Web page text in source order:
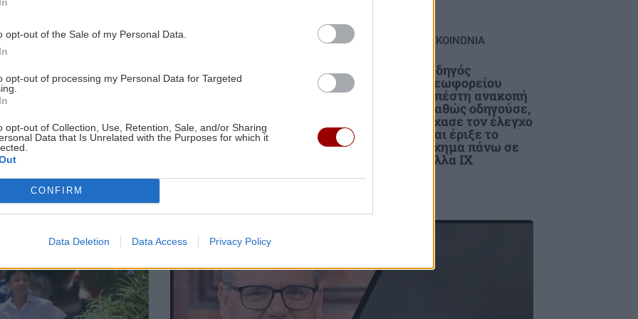
opt-out of the Sale of my Personal Data.
opt-out of processing my Personal Data for Targeted
opt-out of Collection, Use, Retention, Sale, and/or Sharing
Data that Is Unrelated with the Purposes for which it
CONFIRM
Data Deletion Data Access Privacy Policy
τον ΠΑΟΚ στην Τούμπα κι όλα θα
22:25
ΑΘΛΗΤΙΚΑ
Ιταλών ποδοσφαιριστών
UEFA: «Το μποϊκοτάζ στις
ισχύ»
ΚΡΗΤΗ
Χρίστου Δήμα
των έργων
οδικής
ασφάλειας
Άνοδος στο Brent
όσο η συμφωνία
Ορμούζ
καθυστερεί
ΚΟΙΝΩΝΙΑ
Οδηγός
λεωφορείου
υπέστη ανακοπή
καθώς οδηγούσε,
έχασε τον έλεγχο
και έριξε το
όχημα πάνω σε
άλλα ΙΧ